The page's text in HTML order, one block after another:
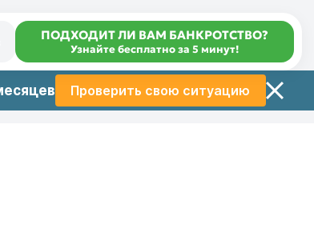
ПОДХОДИТ ЛИ ВАМ БАНКРОТСТВО?
Узнайте бесплатно за 5 минут!
Проверить свою ситуацию